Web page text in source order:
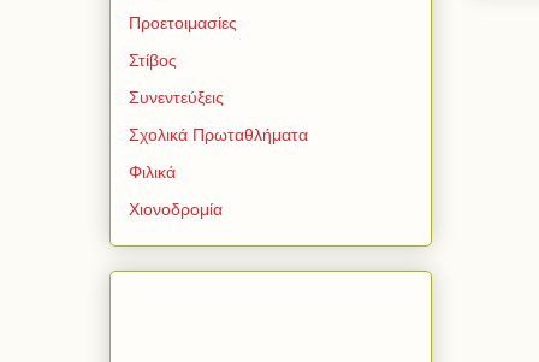
Προετοιμασίες
Στίβος
Συνεντεύξεις
Σχολικά Πρωταθλήματα
Φιλικά
Χιονοδρομία